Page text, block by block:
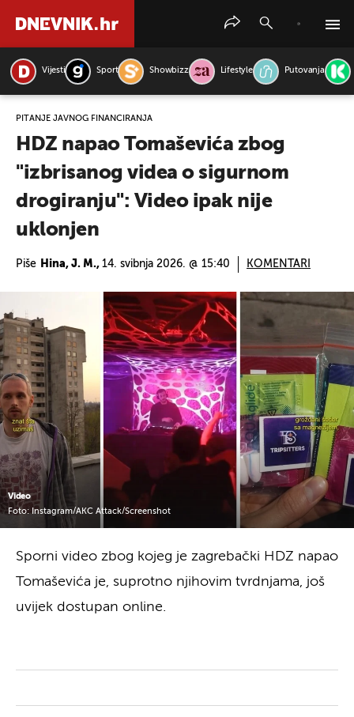
Vijesti Sport Showbizz Lifestyle Putovanja
PITANJE JAVNOG FINANCIRANJA
HDZ napao Tomaševića zbog
"izbrisanog videa o sigurnom
drogiranju": Video ipak nije
uklonjen
Piše Hina, J. M., 14. svibnja 2026. @ 15:40 KOMENTARI
Video
Foto: Instagram/AKC Attack/Screenshot
Sporni video zbog kojeg je zagrebački HDZ napao
Tomaševića je, suprotno njihovim tvrdnjama, još
uvijek dostupan online.
PRETRAŽITE VIJESTI